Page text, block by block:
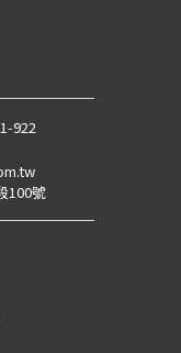
922
100號